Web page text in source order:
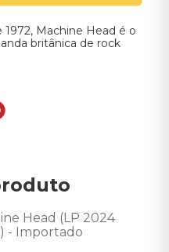
Machine Head é o
britânica de rock
Head (LP 2024
- Importado